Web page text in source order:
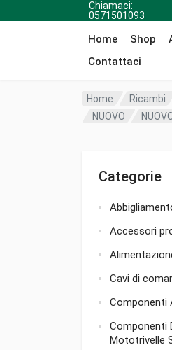
Chiamaci:
0571501093
Home Shop
Contattaci
Home Ricambi
NUOVO
Categorie
Accessori
Cavi di
Componenti
Componenti
Mototrivelle